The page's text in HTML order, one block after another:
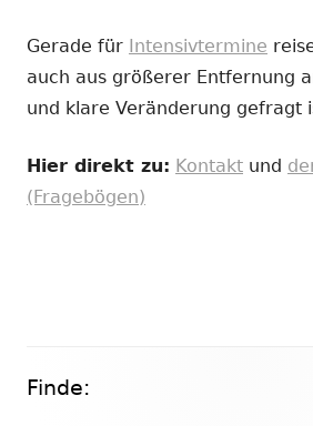
Gerade für Intensivtermine
auch aus größerer Entfernung
und klare Veränderung gefragt
Hier direkt zu: Kontakt und
(Fragebögen)
Haupt-
Finde: